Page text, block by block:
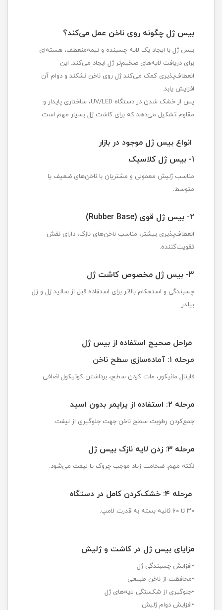
بیس ژل چگونه روی ناخن عمل می‌کند؟
بیس ژل با ایجاد یک لایه چسبنده و نیمه‌منعطف، هسته‌ای
برای دریافت لایه‌های ضخیم‌تر ژل ایجاد می‌کند. این
انعطاف‌پذیری کمک می‌کند ژل روی ناخن نشکند و دوام آن
افزایش یابد.
پس از خشک شدن در دستگاه UV/LED، ساختاری پایدار و
مقاوم تشکیل می‌دهد که برای کاشت ژل بسیار مهم است.
انواع بیس ژل موجود در بازار
1- بیس ژل کلاسیک
مناسب ژلیش معمولی و مشتریان با ناخن‌های ضعیف یا
متوسط.
2- بیس ژل قوی (Rubber Base)
انعطاف‌پذیری بیشتر، مناسب ناخن‌های نازک، دارای نقش
تقویت‌کننده.
3- بیس ژل مخصوص کاشت ژل
چسبندگی و استحکام بالاتر برای استفاده قبل از سالید ژل و ژل
بیلدر.
مراحل صحیح استفاده از بیس ژل
مرحله ۱: آماده‌سازی سطح ناخن
فاینال مانیکور، مات کردن سطح، برداشتن کوتیکول اضافی.
مرحله ۲: استفاده از پرایمر بدون اسید
جمع‌کردن رطوبت سطح ناخن جهت جلوگیری از ليفت.
مرحله ۳: زدن لایه نازک بیس ژل
نکته مهم: ضخامت زیاد موجب چروک یا ليفت می‌شود.
مرحله ۴: خشک‌کردن کامل در دستگاه
۳۰ تا ۶۰ ثانیه بسته به قدرت لامپ.
مزایای بیس ژل در کاشت و ژلیش
•افزایش چسبندگی ژل
•محافظت از ناخن طبیعی
•جلوگیری از شکستگی لایه‌های ژل
•افزایش دوام ژلیش